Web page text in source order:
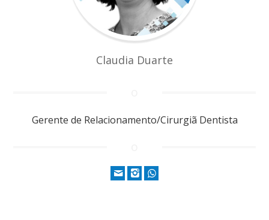
Claudia Duarte
Gerente de Relacionamento/Cirurgiã Dentista